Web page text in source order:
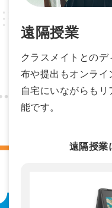
遠隔授業
クラスメイトとの
布や提出もオンライ
自宅にいながらも
能です。
遠隔授業